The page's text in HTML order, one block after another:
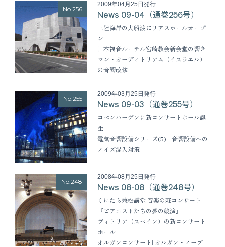
No.256
2009年04月25日発行
News 09-04（通巻256号）
三陸海岸の大船渡にリアスホールオープ
ン
日本福音ルーテル宮崎教会新会堂の響き
マン・オーディトリアム（イスラエル）
の音響改修
No.255
2009年03月25日発行
News 09-03（通巻255号）
コペンハーゲンに新コンサートホール誕
生
電気音響設備シリーズ(5) 音響設備への
ノイズ混入対策
No.248
2008年08月25日発行
News 08-08（通巻248号）
くにたち兼松講堂 音楽の森コンサート
『ピアニストたちの夢の競演』
ヴィトリア（スペイン）の新コンサート
ホール
オルガンコンサート｢オルガン・ノーブ